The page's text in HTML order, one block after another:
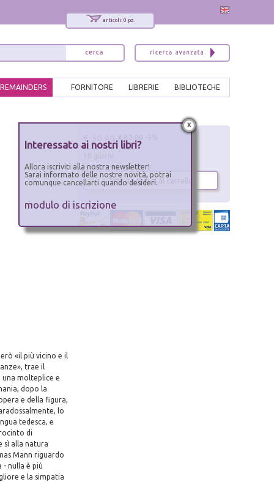
articoli: 0 pz.
BIBLIOTECHE
LIBRERIE
FORNITORE
REMAINDERS
«il più vicino e il
trae il
molteplice e
dopo la
e della figura,
lo
tedesca, e
di
sì alla natura
Mann riguardo
- nulla è più
e la simpatia
€ 30.40
aggiungi al carrello
x
Interessato ai nostri libri?
Allora iscriviti alla nostra newsletter!
Sarai informato delle nostre novità, potrai
comunque cancellarti quando desideri.
modulo di iscrizione